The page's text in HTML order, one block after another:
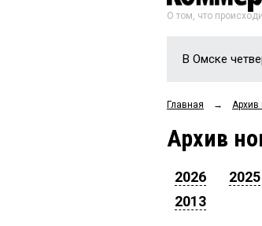
О том, что
В Омске
Главная → Архив
Архив
2026 2025
2013